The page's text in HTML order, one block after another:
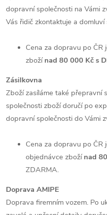
dopravní společnosti na Vámi
Vás řidič zkontaktuje a
Cena za dopravu po ČR
zboží nad 80 000 Kč s
Zásilkovna
Zboží zasíláme také přepravní
společnosti zboží doručí po
dopravní společnosti do Vámi
Cena za dopravu po ČR
objednávce zboží nad
ZDARMA.
Doprava AMIPE
Doprava firemním vozem. Po